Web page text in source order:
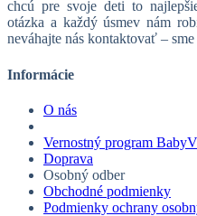
chcú pre svoje deti to
otázka a každý úsmev nám
neváhajte nás kontaktovať –
Informácie
O nás
Vernostný program
Doprava
Osobný odber
Obchodné podmienky
Podmienky ochrany